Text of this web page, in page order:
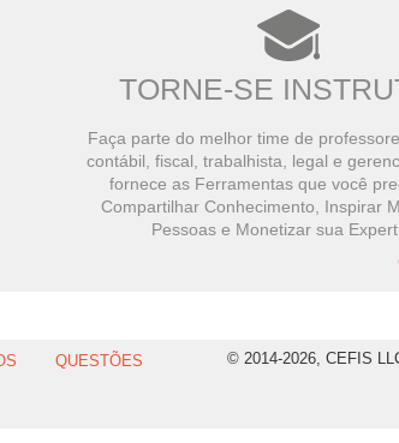
TORNE-SE
Faça parte do melhor time de
contábil, fiscal, trabalhista, legal e
fornece as Ferramentas que você
Compartilhar Conhecimento, Inspirar
Pessoas e Monetizar sua
QUESTÕES © 2014-2026, CEFIS